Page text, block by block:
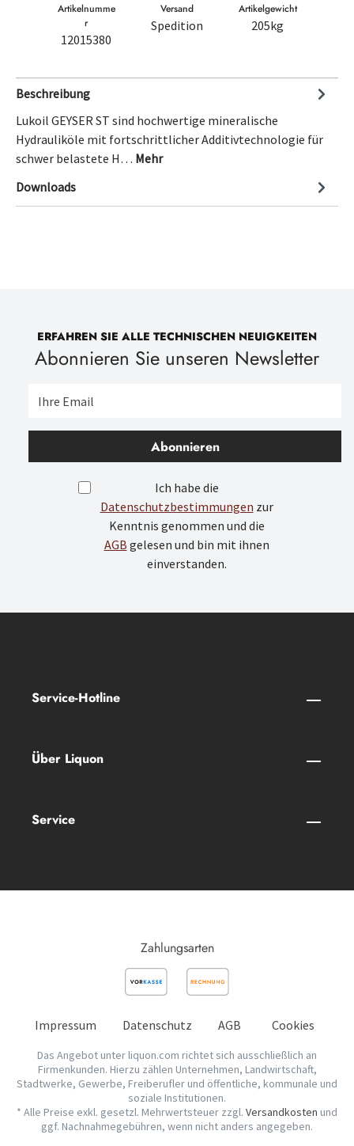
Artikelnumme
r
12015380
Versand
Spedition
Artikelgewicht
205kg
Beschreibung
Lukoil GEYSER ST sind hochwertige mineralische
Hydrauliköle mit fortschrittlicher Additivtechnologie für
schwer belastete H… Mehr
Downloads
ERFAHREN SIE ALLE TECHNISCHEN NEUIGKEITEN
Abonnieren Sie unseren Newsletter
Abonnieren
Ich habe die
Datenschutzbestimmungen zur
Kenntnis genommen und die
AGB gelesen und bin mit ihnen
einverstanden.
Service-Hotline
Über Liquon
Service
Zahlungsarten
Impressum Datenschutz AGB Cookies
Das Angebot unter liquon.com richtet sich ausschließlich an
Firmenkunden. Hierzu zählen Unternehmen, Landwirtschaft,
Stadtwerke, Gewerbe, Freiberufler und öffentliche, kommunale und
soziale Institutionen.
* Alle Preise exkl. gesetzl. Mehrwertsteuer zzgl. Versandkosten und
ggf. Nachnahmegebühren, wenn nicht anders angegeben.